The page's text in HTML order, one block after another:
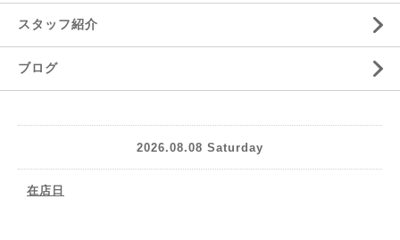
スタッフ紹介
ブログ
2026.08.08 Saturday
在店日